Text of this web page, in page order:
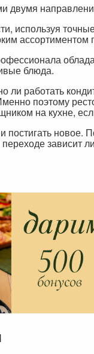
двумя
используя
блюда.
ли работать
поэтому
на кухне,
постигать
зависит